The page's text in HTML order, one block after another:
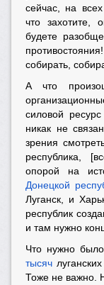
сейчас, на всех
что захотите,
будете
собирать,
А что
силовой
никак не
зрения
республика,
опорой на
Донецкой
Луганск, и
республик
и там нужно
Что нужно
тысяч
Тоже не важно.